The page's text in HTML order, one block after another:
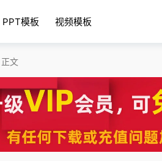
PPT模板 视频模板
正文